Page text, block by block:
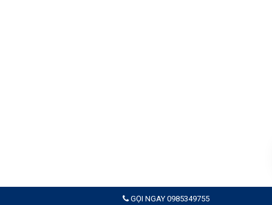
GỌI NGAY 0985349755